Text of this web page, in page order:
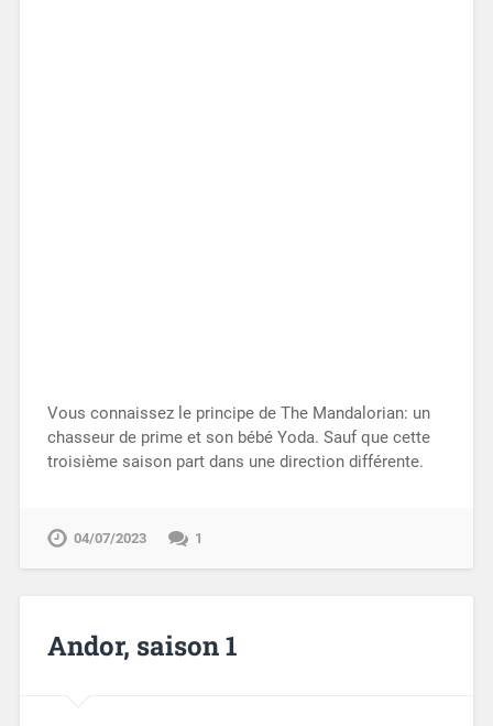
Vous connaissez le principe de The Mandalorian: un
chasseur de prime et son bébé Yoda. Sauf que cette
troisième saison part dans une direction différente.
04/07/2023 1
Andor, saison 1